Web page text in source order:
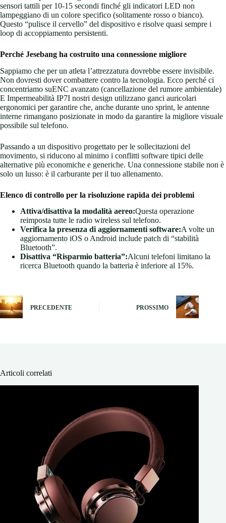
sensori tattili per 10-15 secondi finché gli indicatori LED non
lampeggiano di un colore specifico (solitamente rosso o bianco).
Questo “pulisce il cervello” del dispositivo e risolve quasi sempre i
loop di accoppiamento persistenti.
Perché Jesebang ha costruito una connessione migliore
Sappiamo che per un atleta l’attrezzatura dovrebbe essere invisibile.
Non dovresti dover combattere contro la tecnologia. Ecco perché ci
concentriamo suENC avanzato (cancellazione del rumore ambientale)
E Impermeabilità IP7I nostri design utilizzano ganci auricolari
ergonomici per garantire che, anche durante uno sprint, le antenne
interne rimangano posizionate in modo da garantire la migliore visuale
possibile sul telefono.
Passando a un dispositivo progettato per le sollecitazioni del
movimento, si riducono al minimo i conflitti software tipici delle
alternative più economiche e generiche. Una connessione stabile non è
solo un lusso: è il carburante per il tuo allenamento.
Elenco di controllo per la risoluzione rapida dei problemi
Attiva/disattiva la modalità aereo:Questa operazione
reimposta tutte le radio wireless sul telefono.
Verifica la presenza di aggiornamenti software:A volte un
aggiornamento iOS o Android include patch di “stabilità
Bluetooth”.
Disattiva “Risparmio batteria”:Alcuni telefoni limitano la
ricerca Bluetooth quando la batteria è inferiore al 15%.
PRECEDENTE PROSSIMO
Articoli correlati